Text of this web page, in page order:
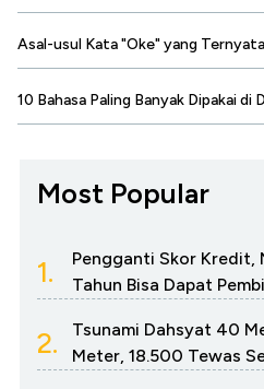
Asal-usul Kata "Oke" yang
10 Bahasa Paling Banyak Dipakai di
Most Popular
1.
Pengganti Skor Kredit,
Tahun Bisa Dapat
2.
Tsunami Dahsyat 40
Meter, 18.500 Tewas